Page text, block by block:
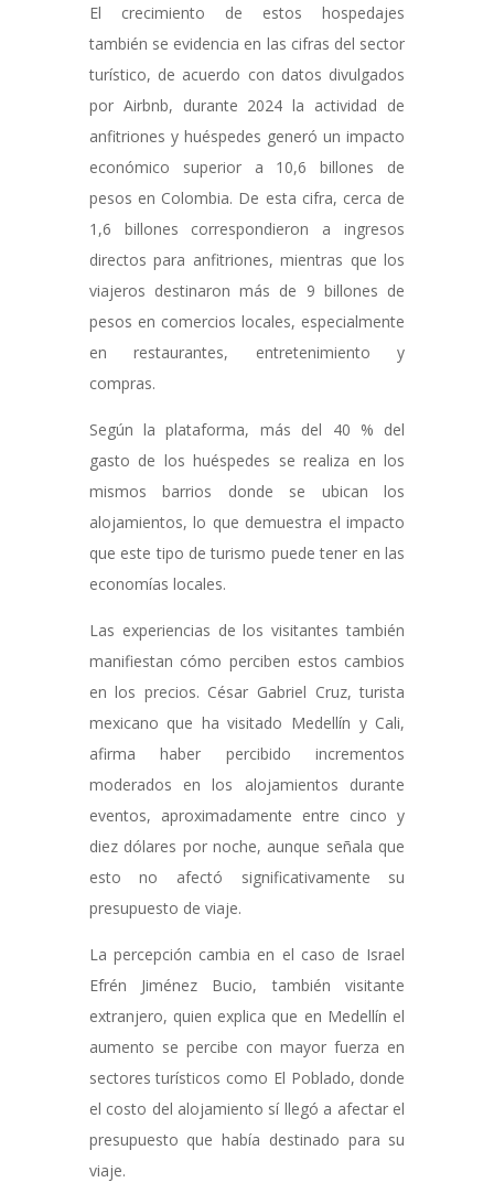
El crecimiento de estos hospedajes
también se evidencia en las cifras del sector
turístico, de acuerdo con datos divulgados
por Airbnb, durante 2024 la actividad de
anfitriones y huéspedes generó un impacto
económico superior a 10,6 billones de
pesos en Colombia. De esta cifra, cerca de
1,6 billones correspondieron a ingresos
directos para anfitriones, mientras que los
viajeros destinaron más de 9 billones de
pesos en comercios locales, especialmente
en restaurantes, entretenimiento y
compras.
Según la plataforma, más del 40 % del
gasto de los huéspedes se realiza en los
mismos barrios donde se ubican los
alojamientos, lo que demuestra el impacto
que este tipo de turismo puede tener en las
economías locales.
Las experiencias de los visitantes también
manifiestan cómo perciben estos cambios
en los precios. César Gabriel Cruz, turista
mexicano que ha visitado Medellín y Cali,
afirma haber percibido incrementos
moderados en los alojamientos durante
eventos, aproximadamente entre cinco y
diez dólares por noche, aunque señala que
esto no afectó significativamente su
presupuesto de viaje.
La percepción cambia en el caso de Israel
Efrén Jiménez Bucio, también visitante
extranjero, quien explica que en Medellín el
aumento se percibe con mayor fuerza en
sectores turísticos como El Poblado, donde
el costo del alojamiento sí llegó a afectar el
presupuesto que había destinado para su
viaje.